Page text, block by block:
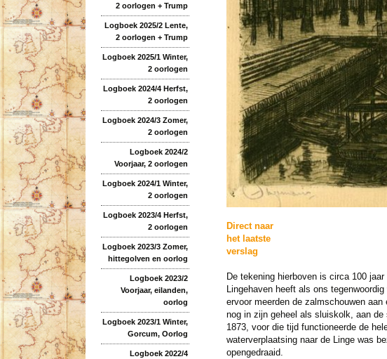
2 oorlogen + Trump
Logboek 2025/2 Lente,
2 oorlogen + Trump
Logboek 2025/1 Winter,
2 oorlogen
Logboek 2024/4 Herfst,
2 oorlogen
Logboek 2024/3 Zomer,
2 oorlogen
Logboek 2024/2
Voorjaar, 2 oorlogen
Logboek 2024/1 Winter,
2 oorlogen
Logboek 2023/4 Herfst,
2 oorlogen
Logboek 2023/3 Zomer,
hittegolven en oorlog
Logboek 2023/2
Voorjaar, eilanden,
oorlog
Logboek 2023/1 Winter,
Gorcum, Oorlog
Logboek 2022/4
Direct naar
het laatste
verslag
De tekening hierboven is circa 100
Lingehaven heeft als ons
ervoor meerden de zalmschouwen
nog in zijn geheel als sluiskolk, aan
1873, voor die tijd functioneerde de
waterverplaatsing naar de Linge was
opengedraaid.